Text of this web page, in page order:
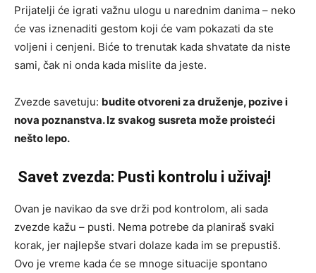
Prijatelji će igrati važnu ulogu u narednim danima – neko
će vas iznenaditi gestom koji će vam pokazati da ste
voljeni i cenjeni. Biće to trenutak kada shvatate da niste
sami, čak ni onda kada mislite da jeste.
Zvezde savetuju: budite otvoreni za druženje, pozive i
nova poznanstva. Iz svakog susreta može proisteći
nešto lepo.
Savet zvezda: Pusti kontrolu i uživaj!
Ovan je navikao da sve drži pod kontrolom, ali sada
zvezde kažu – pusti. Nema potrebe da planiraš svaki
korak, jer najlepše stvari dolaze kada im se prepustiš.
Ovo je vreme kada će se mnoge situacije spontano